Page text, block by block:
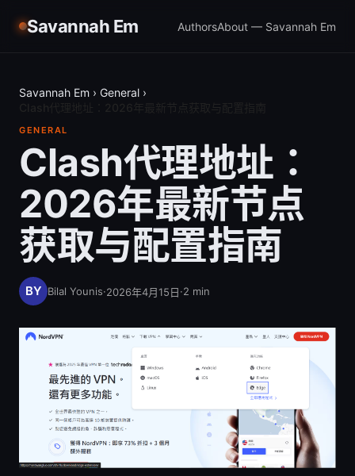
Savannah Em AuthorsAbout — Savannah Em
Savannah Em › General ›
GENERAL
Clash代理地址：
2026年最新节点
获取与配置指南
Bilal Younis·2026年4月15日·2 min